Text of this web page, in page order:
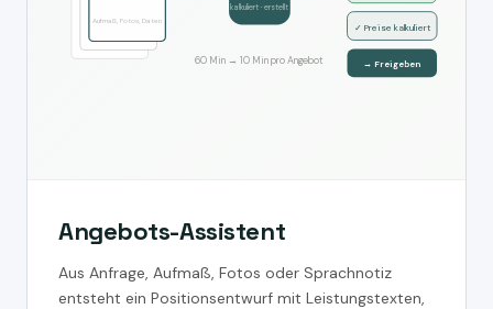
Aufmaß, Fotos, Daten
kalkuliert · erstellt
✓ Preise kalkuliert
→ Freigeben
60 Min → 10 Min pro Angebot
Angebots-Assistent
Aus Anfrage, Aufmaß, Fotos oder Sprachnotiz
entsteht ein Positionsentwurf mit Leistungstexten,